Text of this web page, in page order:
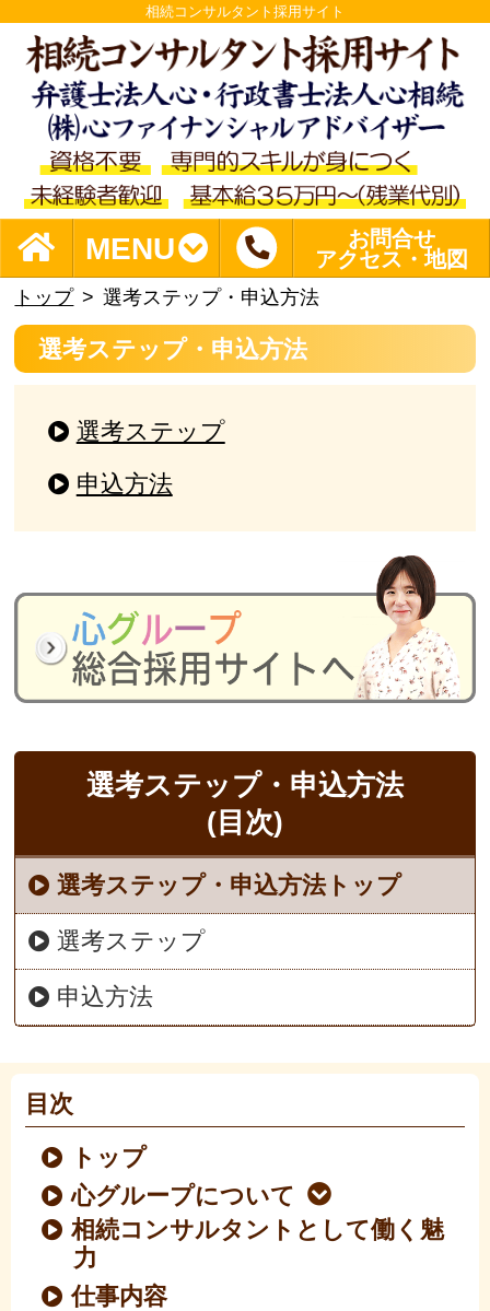
相続コンサルタント採用サイト
MENU
お問合せ
アクセス・地図
トップ 選考ステップ・申込方法
選考ステップ・申込方法
選考ステップ
申込方法
選考ステップ・申込方法
(目次)
選考ステップ・申込方法トップ
選考ステップ
申込方法
目次
トップ
心グループについて
相続コンサルタントとして働く魅
力
仕事内容